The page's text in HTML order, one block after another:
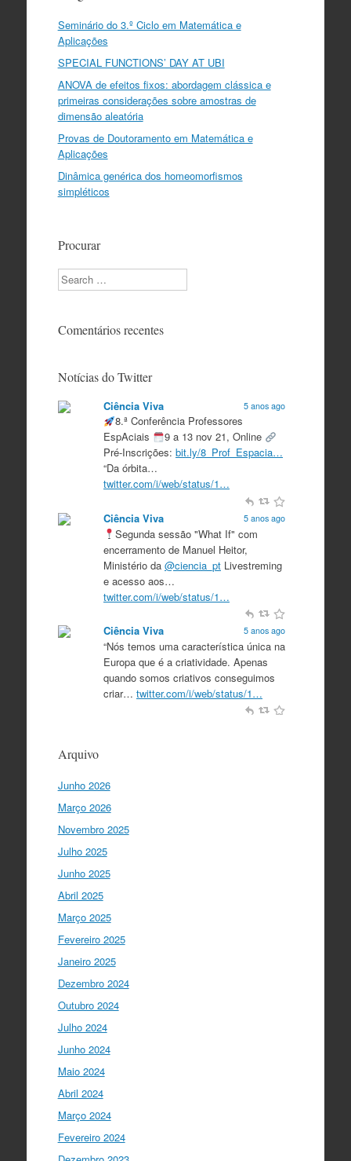
Seminário do 3.º Ciclo em Matemática e
Aplicações
SPECIAL FUNCTIONS’ DAY AT UBI
ANOVA de efeitos fixos: abordagem clássica e
primeiras considerações sobre amostras de
dimensão aleatória
Provas de Doutoramento em Matemática e
Aplicações
Dinâmica genérica dos homeomorfismos
simpléticos
Procurar
Search
Comentários recentes
Notícias do Twitter
Ciência Viva 5 anos ago
8.ª Conferência Professores
EspAciais
9 a 13 nov 21, Online
Pré-Inscrições: bit.ly/8_Prof_Espacia…
“Da órbita…
twitter.com/i/web/status/1…
Ciência Viva 5 anos ago
Segunda sessão "What If" com
encerramento de Manuel Heitor,
Ministério da @ciencia_ptLivestreming
e acesso aos…
twitter.com/i/web/status/1…
Ciência Viva 5 anos ago
“Nós temos uma característica única na
Europa que é a criatividade. Apenas
quando somos criativos conseguimos
criar… twitter.com/i/web/status/1…
coesão…
Ciência Viva
"Para mim, a criação do Ministério da
Ciência foi o momento fundamental
para a mudança do ensino em Portugal,
I Gulbenkian Ciência
Fantastic closing up of
about "Communicating at the Speed of
Science" with the…
twitter.com/i/web/status/1…
Ciência Viva
"Hoje fazemos parte de equipas
europeias multidisciplinares que têm
um objetivo comum: a resolução de
problemas mun…
twitter.com/i/web/status/1…
Ciência Viva
Arquivo
Junho 2026
Março 2026
Novembro 2025
Julho 2025
Junho 2025
Abril 2025
Março 2025
Fevereiro 2025
Janeiro 2025
Dezembro 2024
Outubro 2024
Julho 2024
Junho 2024
Maio 2024
Abril 2024
Março 2024
Fevereiro 2024